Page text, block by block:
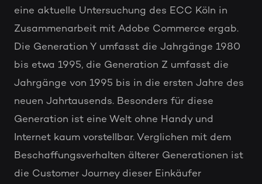
eine aktuelle Untersuchung des ECC Köln in
Zusammenarbeit mit Adobe Commerce ergab.
Die Generation Y umfasst die Jahrgänge 1980
bis etwa 1995, die Generation Z umfasst die
Jahrgänge von 1995 bis in die ersten Jahre des
neuen Jahrtausends. Besonders für diese
Generation ist eine Welt ohne Handy und
Internet kaum vorstellbar. Verglichen mit dem
Beschaffungsverhalten älterer Generationen ist
die Customer Journey dieser Einkäufer